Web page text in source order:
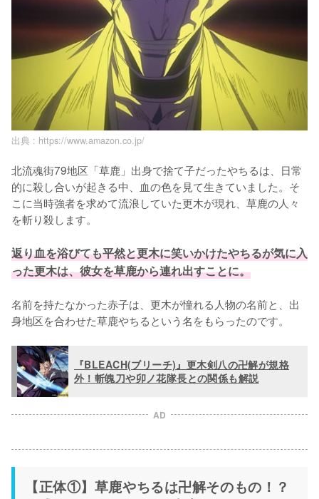
出典 : https://www.amazon.co.jp/
北流魂街79地区「草鹿」出身で捨て子だったやちるは、日常
的に殺し合いが起きる中、血の色を見て生きていました。そ
こに当時強者を求めて流浪していた更木が現れ、草鹿の人々
を斬り殺します。
返り血を浴びても平然と更木に笑いかけたやちるが気に入
った更木は、彼女を草鹿から連れ出すことに。
名前を持たなかった赤子は、更木が憧れる人物の名前と、出
身地区を合わせた草鹿やちるという名をもらったのです。
『BLEACH(ブリーチ)』更木剣八の卍解が規格
外！斬魄刀や卯ノ花隊長との関係も解説
AD
【正体①】草鹿やちるは卍解そのもの！？